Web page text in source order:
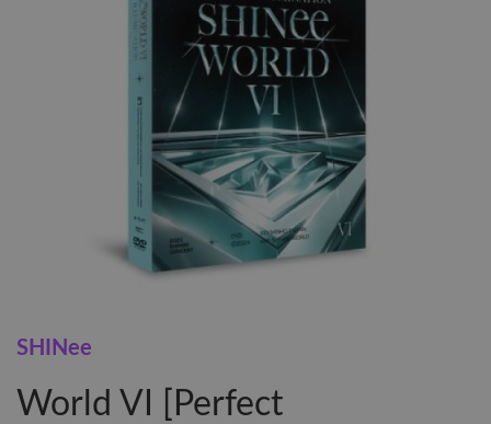
SHINee
World VI [Perfect